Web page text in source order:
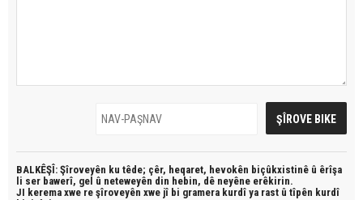
BALKÊŞÎ: Şîroveyên ku têde; çêr, heqaret, hevokên biçûkxistinê û êrîşa
li ser bawerî, gel û neteweyên din hebin, dê neyêne erêkirin.
JI kerema xwe re şîroveyên xwe jî bi gramera kurdî ya rast û tîpên kurdî